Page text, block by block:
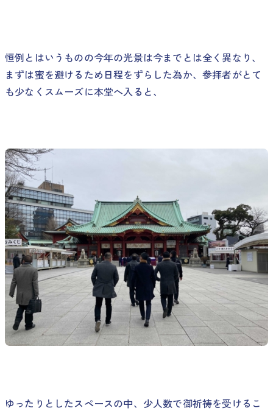
恒例とはいうものの今年の光景は今までとは全く異なり、
まずは蜜を避けるため日程をずらした為か、参拝者がとて
も少なくスムーズに本堂へ入ると、
ゆったりとしたスペースの中、少人数で御祈祷を受けるこ